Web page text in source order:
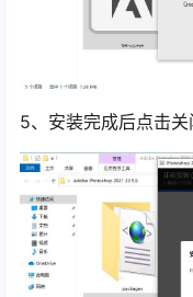
5、安装完成后点击关